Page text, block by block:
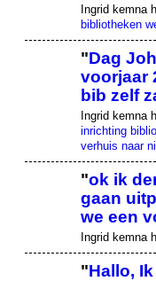
Ingrid kemna
bibliotheken
"Dag
voorjaar
bib zelf
Ingrid kemna
inrichting
verhuis naar
"ok ik
gaan
we een
Ingrid kemna
"Hallo,